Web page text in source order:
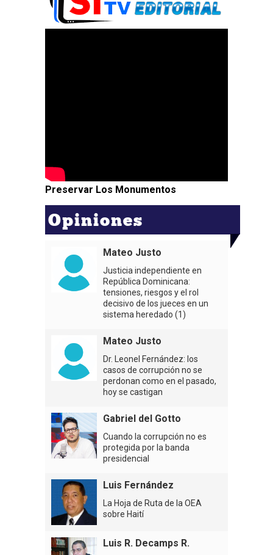
Preservar Los Monumentos
Opiniones
Mateo Justo
Justicia independiente en
República Dominicana:
tensiones, riesgos y el rol
decisivo de los jueces en un
sistema heredado (1)
Mateo Justo
Dr. Leonel Fernández: los
casos de corrupción no se
perdonan como en el pasado,
hoy se castigan
Gabriel del Gotto
Cuando la corrupción no es
protegida por la banda
presidencial
Luis Fernández
La Hoja de Ruta de la OEA
sobre Haití
Luis R. Decamps R.